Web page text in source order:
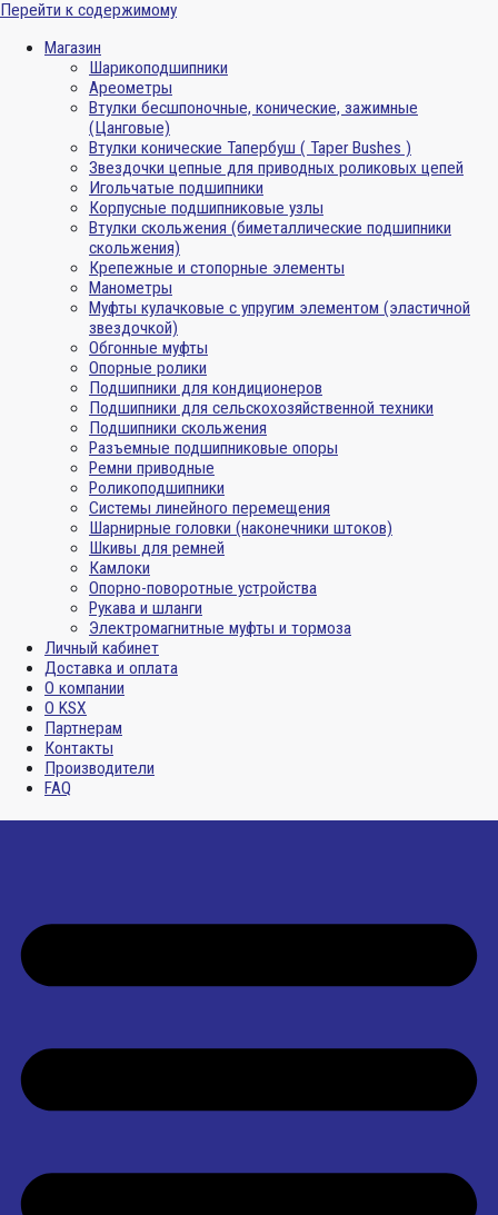
Перейти к содержимому
Магазин
Шарикоподшипники
Ареометры
Втулки бесшпоночные, конические, зажимные
(Цанговые)
Втулки конические Тапербуш ( Taper Bushes )
Звездочки цепные для приводных роликовых цепей
Игольчатые подшипники
Корпусные подшипниковые узлы
Втулки скольжения (биметаллические подшипники
скольжения)
Крепежные и стопорные элементы
Манометры
Муфты кулачковые с упругим элементом (эластичной
звездочкой)
Обгонные муфты
Опорные ролики
Подшипники для кондиционеров
Подшипники для сельскохозяйственной техники
Подшипники скольжения
Разъемные подшипниковые опоры
Ремни приводные
Роликоподшипники
Системы линейного перемещения
Шарнирные головки (наконечники штоков)
Шкивы для ремней
Камлоки
Опорно-поворотные устройства
Рукава и шланги
Электромагнитные муфты и тормоза
Личный кабинет
Доставка и оплата
О компании
О KSX
Партнерам
Контакты
Производители
FAQ